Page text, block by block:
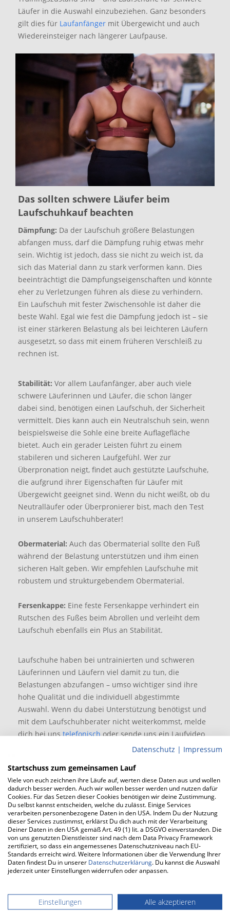
Läufer in die Auswahl einzubeziehen. Ganz besonders
gilt dies für Laufanfänger mit Übergewicht und auch
Wiedereinsteiger nach längerer Laufpause.
Das sollten schwere Läufer beim
Laufschuhkauf beachten
Dämpfung: Da der Laufschuh größere Belastungen
abfangen muss, darf die Dämpfung ruhig etwas mehr
sein. Wichtig ist jedoch, dass sie nicht zu weich ist, da
sich das Material dann zu stark verformen kann. Dies
beeinträchtigt die Dämpfungseigenschaften und könnte
eher zu Verletzungen führen als diese zu verhindern.
Ein Laufschuh mit fester Zwischensohle ist daher die
beste Wahl. Egal wie fest die Dämpfung jedoch ist – sie
ist einer stärkeren Belastung als bei leichteren Läufern
ausgesetzt, so dass mit einem früheren Verschleiß zu
rechnen ist.
Stabilität: Vor allem Laufanfänger, aber auch viele
schwere Läuferinnen und Läufer, die schon länger
dabei sind, benötigen einen Laufschuh, der Sicherheit
vermittelt. Dies kann auch ein Neutralschuh sein, wenn
beispielsweise die Sohle eine breite Auflagefläche
bietet. Auch ein gerader Leisten führt zu einem
stabileren und sicheren Laufgefühl. Wer zur
Überpronation neigt, findet auch gestützte Laufschuhe,
die aufgrund ihrer Eigenschaften für Läufer mit
Übergewicht geeignet sind. Wenn du nicht weißt, ob du
Neutralläufer oder Überpronierer bist, mach den Test
in unserem Laufschuhberater!
Obermaterial: Auch das Obermaterial sollte den Fuß
während der Belastung unterstützen und ihm einen
sicheren Halt geben. Wir empfehlen Laufschuhe mit
robustem und strukturgebendem Obermaterial.
Fersenkappe: Eine feste Fersenkappe verhindert ein
Rutschen des Fußes beim Abrollen und verleiht dem
Laufschuh ebenfalls ein Plus an Stabilität.
Laufschuhe haben bei untrainierten und schweren
Läuferinnen und Läufern viel damit zu tun, die
Belastungen abzufangen – umso wichtiger sind ihre
hohe Qualität und die individuell abgestimmte
Auswahl. Wenn du dabei Unterstützung benötigst und
mit dem Laufschuhberater nicht weiterkommst, melde
dich bei unstelefonischoder sende uns ein Laufvideo
– wir helfen dir gerne weiter!
SAUCONY Omni 22
98,90 € * 160,00 € *
Datenschutz | Impressum
Startschuss zum gemeinsamen Lauf
Viele von euch zeichnen ihre Läufe auf, werten diese Daten aus und wollen
dadurch besser werden. Auch wir wollen besser werden und nutzen dafür
Cookies. Für das Setzen dieser Cookies benötigen wir deine Zustimmung.
Du selbst kannst entscheiden, welche du zulässt. Einige Services
verarbeiten personenbezogene Daten in den USA. Indem Du der Nutzung
dieser Services zustimmst, erklärst Du dich auch mit der Verarbeitung
Deiner Daten in den USA gemäß Art. 49 (1) lit. a DSGVO einverstanden. Die
von uns genutzten Dienstleister sind nach dem Data Privacy Framework
zertifiziert, so dass ein angemessenes Datenschutzniveau nach EU-
Standards erreicht wird. Weitere Informationen über die Verwendung Ihrer
Daten findest Du in unserer Datenschutzerklärung. Du kannst die Auswahl
jederzeit unter Einstellungen widerrufen oder anpassen.
Einstellungen Alle akzeptieren